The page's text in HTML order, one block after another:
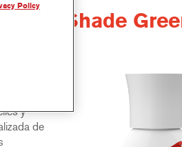
Blue Shade
y
de
Policy